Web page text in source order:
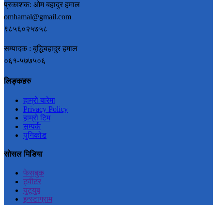
प्रकाशक: ओम बहादुर हमाल
omhamal@gmail.com
९८५६०२५७५८
सम्पादक : बुद्धिबहादुर हमाल
०६१-५७७५०६
लिङ्कहरु
हाम्रो बारेमा
Privacy Policy
हाम्रो टिम
सम्पर्क
युनिकोड
सोसल मिडिया
फेसबुक
ट्वीटर
युट्युब
इन्स्टाग्राम